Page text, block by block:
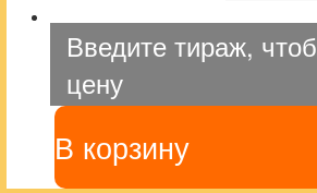
Введите тираж,
цену
В корзину